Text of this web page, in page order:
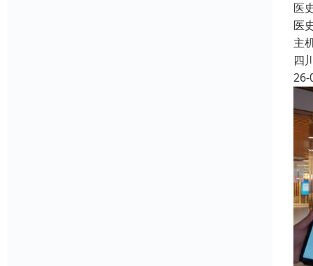
医
医
主
四
26-